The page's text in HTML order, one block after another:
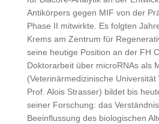
Antikörpers gegen MIF von der
Phase II mitwirkte. Es folgten
Krems am Zentrum für
seine heutige Position an der FH
Doktorarbeit über microRNAs als
(Veterinärmedizinische
Prof. Alois Strasser) bildet bis
seiner Forschung: das
Beeinflussung des biologischen